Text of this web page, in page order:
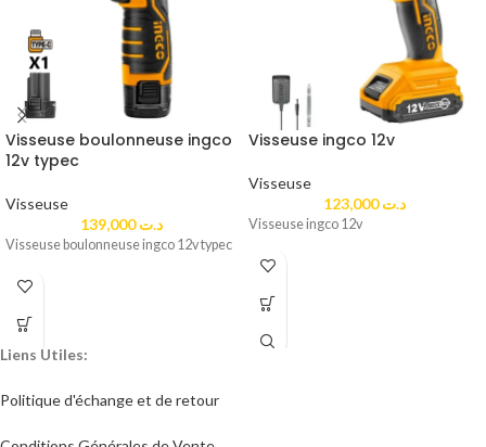
Visseuse boulonneuse ingco
12v typec
Visseuse
د.ت139,000
Visseuse boulonneuse ingco 12v typec
Visseuse ingco 12v
Visseuse
د.ت123,000
Visseuse ingco 12v
Liens Utiles:
Politique d'échange et de retour​